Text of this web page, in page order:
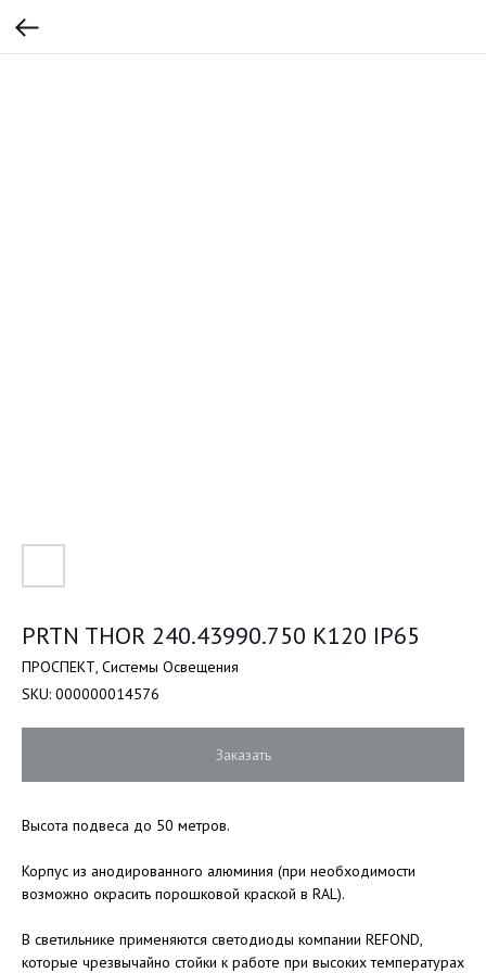
PRTN THOR 240.43990.750 K120 IP65
ПРОСПЕКТ, Системы Освещения
SKU: 000000014576
Заказать
Высота подвеса до 50 метров.
Корпус из анодированного алюминия (при необходимости
возможно окрасить порошковой краской в RAL).
В светильнике применяются светодиоды компании REFOND,
которые чрезвычайно стойки к работе при высоких температурах